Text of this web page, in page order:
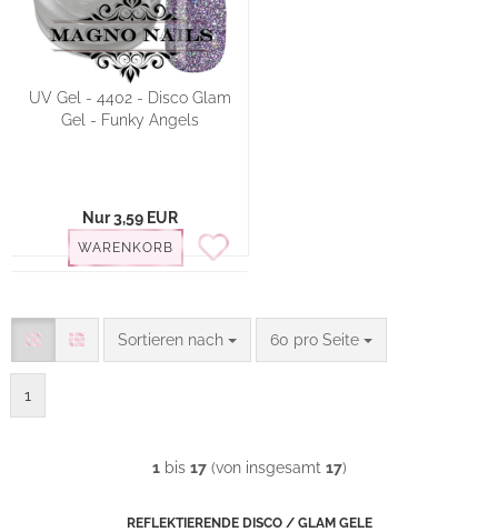
UV Gel - 4402 - Disco Glam
Gel - Funky Angels
Nur 3,59 EUR
WARENKORB
Sortieren nach
Sortieren nach 60 pro Seite
pro Seite
1
1bis 17(von insgesamt 17)
REFLEKTIERENDE DISCO / GLAM GELE